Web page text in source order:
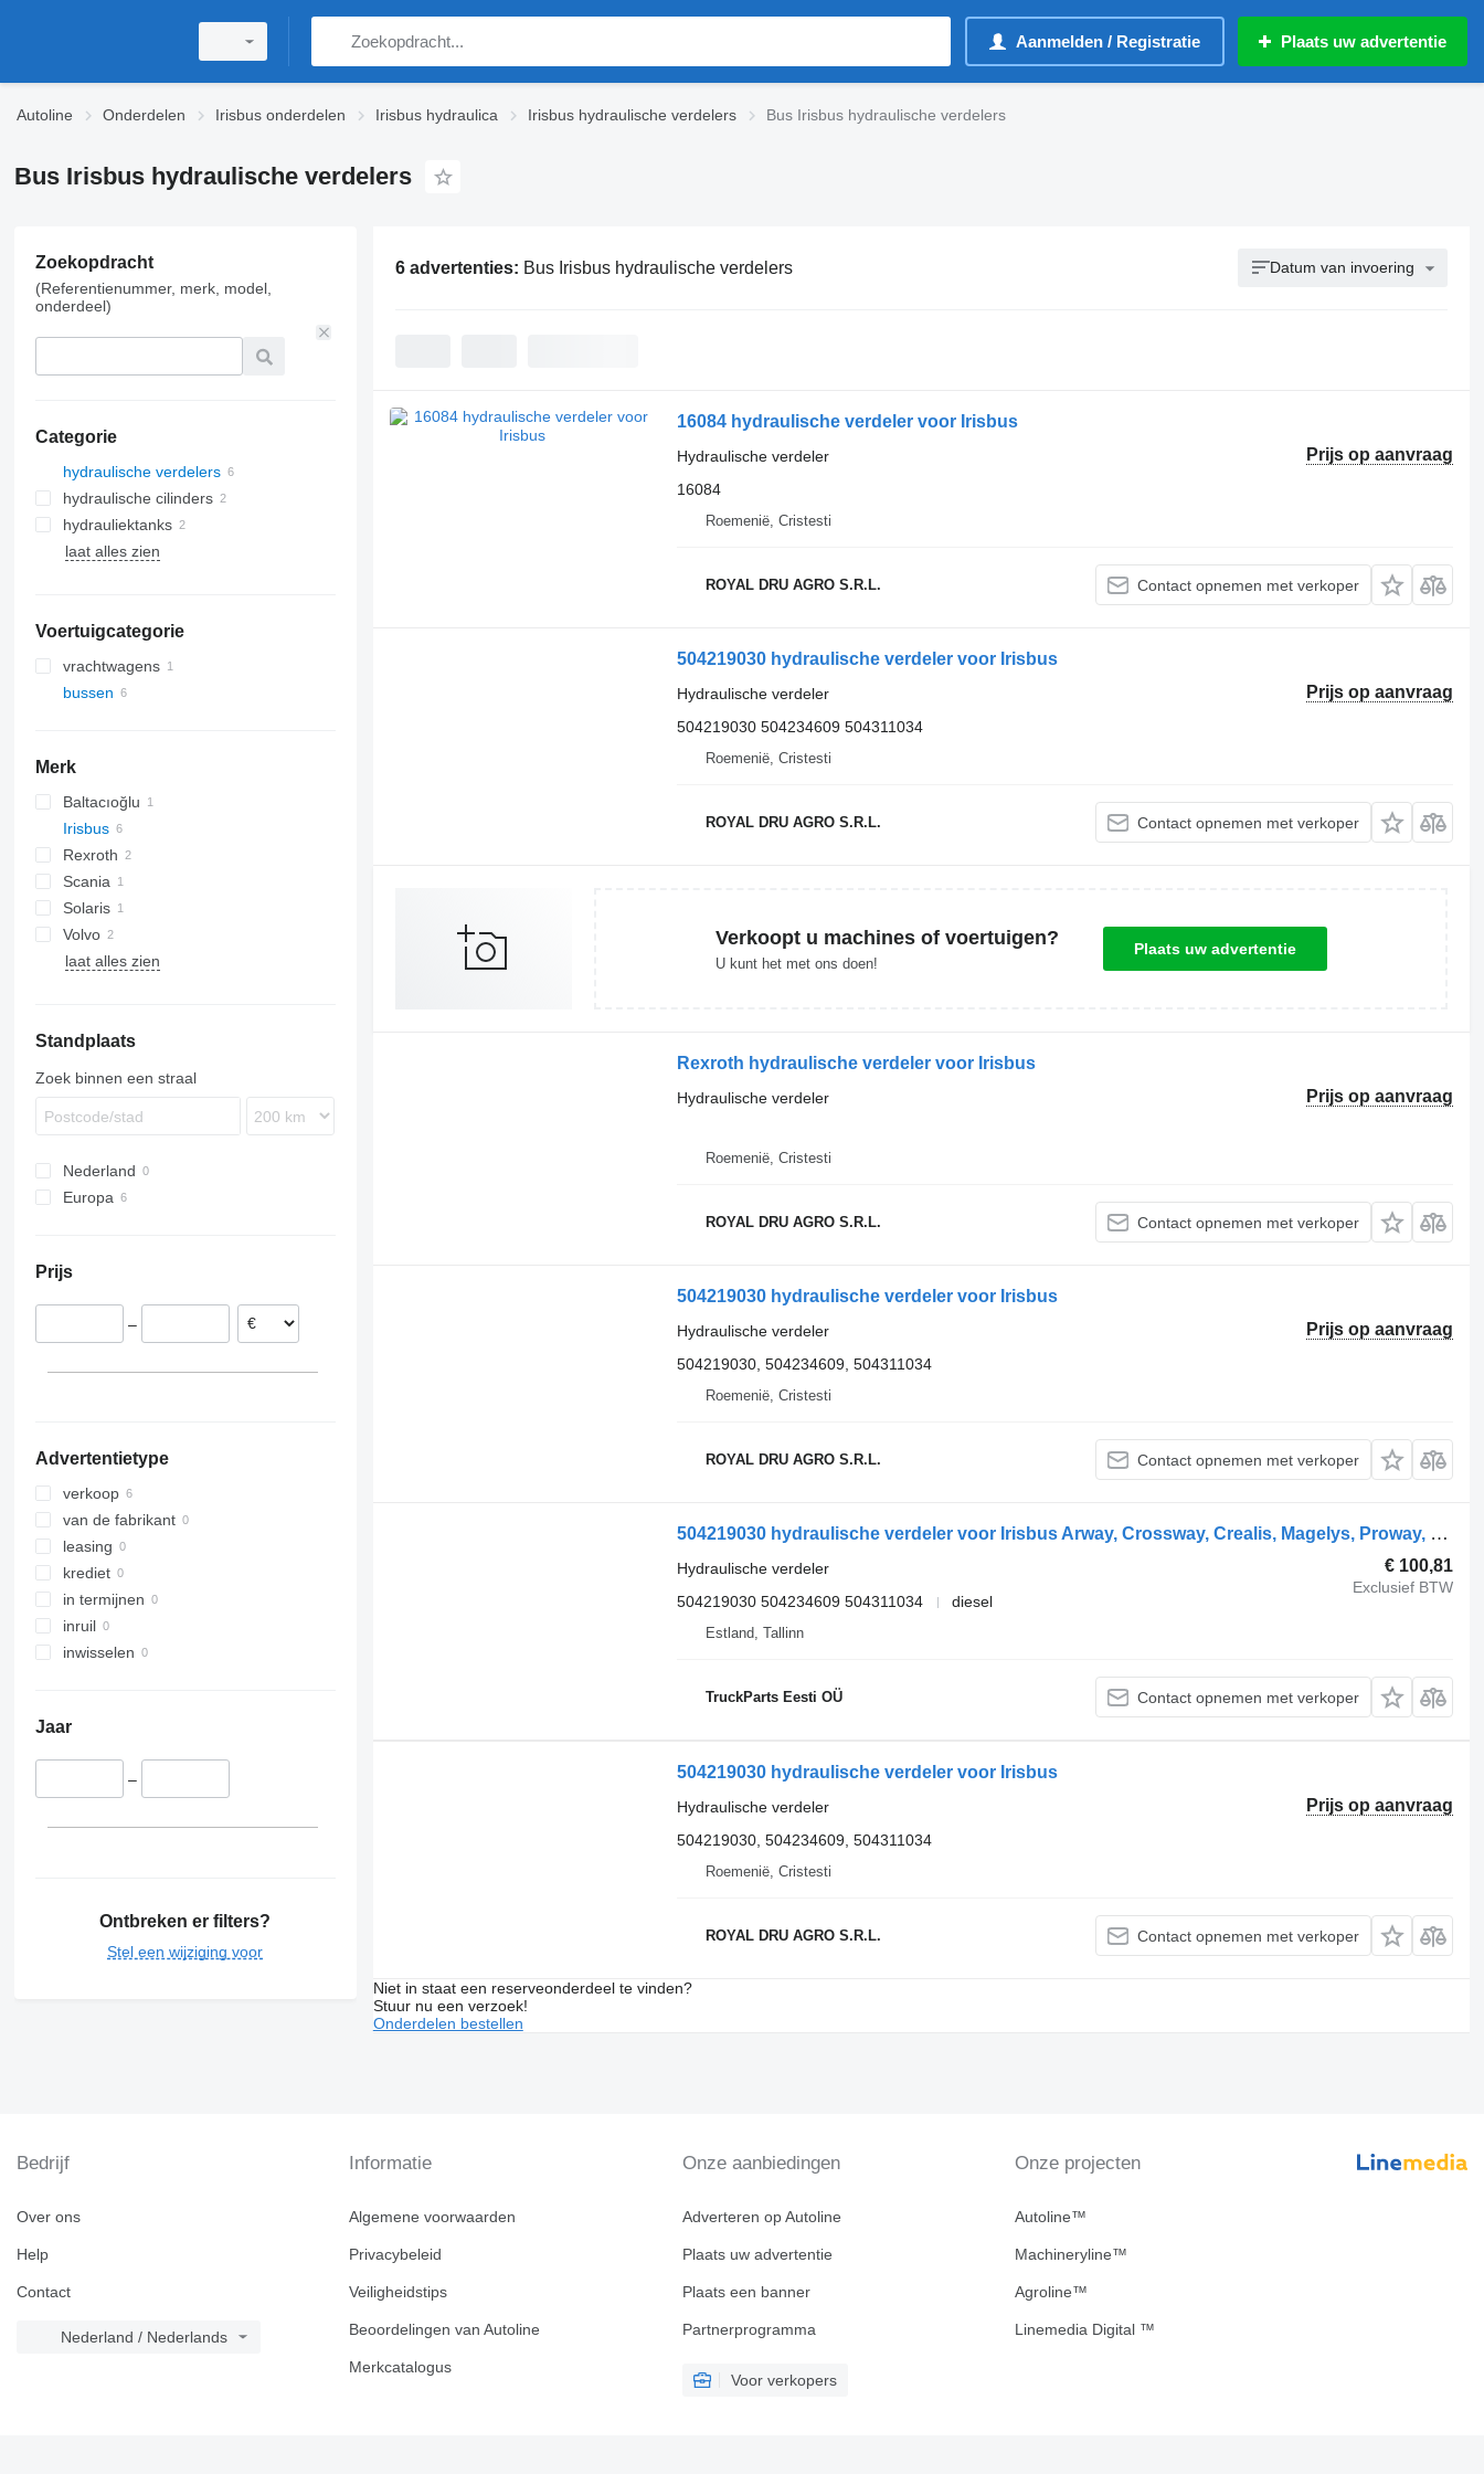
Aanmelden / Registratie Plaats uw advertentie
Autoline Onderdelen Irisbus onderdelen Irisbus hydraulica Irisbus hydraulische verdelers Bus Irisbus hydraulische verdelers
Bus Irisbus hydraulische verdelers
Zoekopdracht
(Referentienummer, merk, model,
onderdeel)
Categorie
hydraulische verdelers
hydraulische cilinders
hydrauliektanks
laat alles zien
Voertuigcategorie
vrachtwagens
bussen
Merk
Baltacıoğlu
Irisbus
Crossway
Daily
Magelys
Proway
Rexroth
Scania
Solaris
Alpino
Urbino
Volvo
B-series
laat alles zien
Standplaats
Zoek binnen een straal
Nederland
Europa
Prijs
–
Advertentietype
verkoop
van de fabrikant
leasing
krediet
in termijnen
inruil
inwisselen
Jaar
–
Ontbreken er filters?
Stel een wijziging voor
6 advertenties: Bus Irisbus hydraulische verdelers Datum van invoering
16084 hydraulische verdeler voor Irisbus
Prijs op aanvraag
Hydraulische verdeler
16084
Roemenië, Cristesti
ROYAL DRU AGRO S.R.L. Contact opnemen met verkoper
504219030 hydraulische verdeler voor Irisbus
Prijs op aanvraag
Hydraulische verdeler
504219030 504234609 504311034
Roemenië, Cristesti
ROYAL DRU AGRO S.R.L. Contact opnemen met verkoper
Verkoopt u machines of voertuigen?
U kunt het met ons doen!
Plaats uw advertentie
Rexroth hydraulische verdeler voor Irisbus
Prijs op aanvraag
Hydraulische verdeler
Roemenië, Cristesti
ROYAL DRU AGRO S.R.L. Contact opnemen met verkoper
504219030 hydraulische verdeler voor Irisbus
Prijs op aanvraag
Hydraulische verdeler
504219030, 504234609, 504311034
Roemenië, Cristesti
ROYAL DRU AGRO S.R.L. Contact opnemen met verkoper
504219030 hydraulische verdeler voor Irisbus Arway, Crossway, Crealis, Magelys, Proway, Daily Tourys (2006-)
€ 100,81
Exclusief BTW
Hydraulische verdeler
504219030 504234609 504311034
diesel
Estland, Tallinn
TruckParts Eesti OÜ Contact opnemen met verkoper
504219030 hydraulische verdeler voor Irisbus
Prijs op aanvraag
Hydraulische verdeler
504219030, 504234609, 504311034
Roemenië, Cristesti
ROYAL DRU AGRO S.R.L. Contact opnemen met verkoper
Niet in staat een reserveonderdeel te vinden?
Stuur nu een verzoek!
Onderdelen bestellen
Bedrijf
Over ons
Help
Contact
Nederland / Nederlands
Informatie
Algemene voorwaarden
Privacybeleid
Veiligheidstips
Beoordelingen van Autoline
Merkcatalogus
Onze aanbiedingen
Adverteren op Autoline
Plaats uw advertentie
Plaats een banner
Partnerprogramma
Voor verkopers
Onze projecten
Autoline™
Machineryline™
Agroline™
Linemedia Digital ™